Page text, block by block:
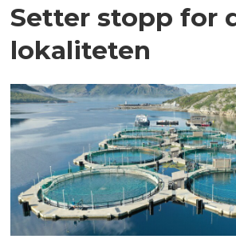
Setter stopp for
lokaliteten